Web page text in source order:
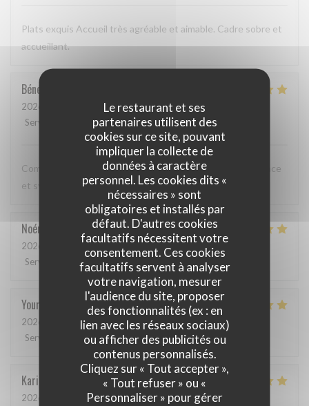
Le restaurant et ses
partenaires utilisent des
cookies sur ce site, pouvant
impliquer la collecte de
données à caractère
personnel. Les cookies dits «
nécessaires » sont
obligatoires et installés par
défaut. D'autres cookies
facultatifs nécessitent votre
consentement. Ces cookies
facultatifs servent à analyser
votre navigation, mesurer
l'audience du site, proposer
des fonctionnalités (ex : en
lien avec les réseaux sociaux)
ou afficher des publicités ou
contenus personnalisés.
Cliquez sur « Tout accepter »,
« Tout refuser » ou «
Personnaliser » pour gérer
Plats exquis Accueil très agréable et aimable. Cadre sobre et
accueillant.
Bénédicte
2026-05-12
- 20:00 - Couverts 3
Service
Ambiance:5/5 Cuisine :5/5 Qualité / Prix
Comme toujours, cuisine excellente, service discret, efficace
et sympathique. Merci beaucoup !
Noémie
2026-05-06
- 13:00 - Couverts 2
Service
Ambiance: 5 : 5 Qualité / Prix
Youri
2026-04-22
- 12:00 - Couverts 2
Service
Ambiance:4/5 Cuisine: 5/5 Qualité / Prix
Karin
2026-05-01
- 19:15 - Couverts 3